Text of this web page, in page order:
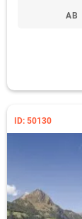
AB
ID: 50130